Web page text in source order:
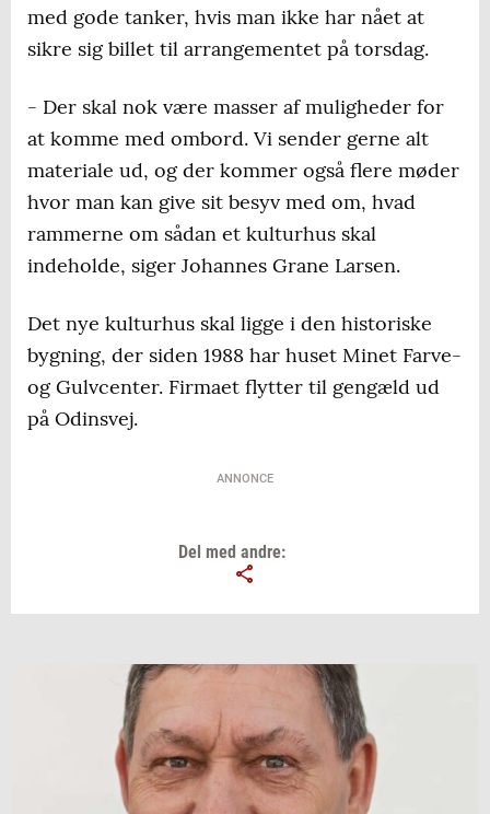
med gode tanker, hvis man ikke har nået at
sikre sig billet til arrangementet på torsdag.
- Der skal nok være masser af muligheder for
at komme med ombord. Vi sender gerne alt
materiale ud, og der kommer også flere møder
hvor man kan give sit besyv med om, hvad
rammerne om sådan et kulturhus skal
indeholde, siger Johannes Grane Larsen.
Det nye kulturhus skal ligge i den historiske
bygning, der siden 1988 har huset Minet Farve-
og Gulvcenter. Firmaet flytter til gengæld ud
på Odinsvej.
ANNONCE
Del med andre: